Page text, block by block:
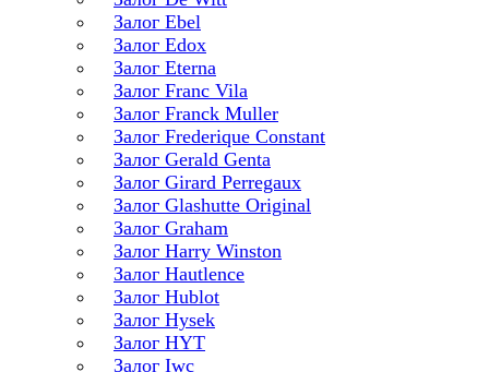
Залог Ebel
Залог Edox
Залог Eterna
Залог Franc Vila
Залог Franck Muller
Залог Frederique Constant
Залог Gerald Genta
Залог Girard Perregaux
Залог Glashutte Original
Залог Graham
Залог Harry Winston
Залог Hautlence
Залог Hublot
Залог Hysek
Залог HYT
Залог Iwc